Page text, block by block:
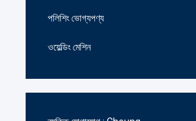
পলিশিং ভোগ্যপণ্য
ওয়েল্ডিং মেশিন